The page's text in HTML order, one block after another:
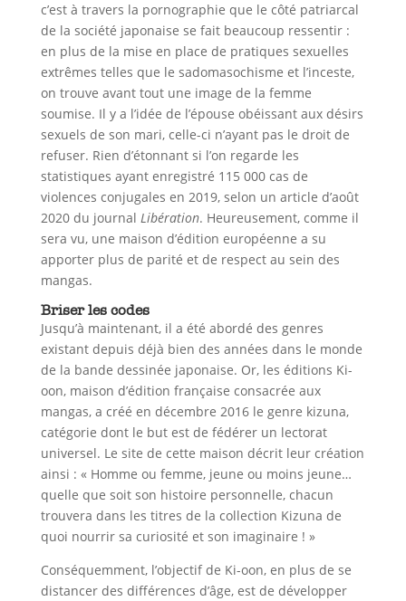
c’est à travers la pornographie que le côté patriarcal
de la société japonaise se fait beaucoup ressentir :
en plus de la mise en place de pratiques sexuelles
extrêmes telles que le sadomasochisme et l’inceste,
on trouve avant tout une image de la femme
soumise. Il y a l’idée de l’épouse obéissant aux désirs
sexuels de son mari, celle-ci n’ayant pas le droit de
refuser. Rien d’étonnant si l’on regarde les
statistiques ayant enregistré 115 000 cas de
violences conjugales en 2019, selon un article d’août
2020 du journal Libération. Heureusement, comme il
sera vu, une maison d’édition européenne a su
apporter plus de parité et de respect au sein des
mangas.
Briser les codes
Jusqu’à maintenant, il a été abordé des genres
existant depuis déjà bien des années dans le monde
de la bande dessinée japonaise. Or, les éditions Ki-
oon, maison d’édition française consacrée aux
mangas, a créé en décembre 2016 le genre kizuna,
catégorie dont le but est de fédérer un lectorat
universel. Le site de cette maison décrit leur création
ainsi : « Homme ou femme, jeune ou moins jeune…
quelle que soit son histoire personnelle, chacun
trouvera dans les titres de la collection Kizuna de
quoi nourrir sa curiosité et son imaginaire ! »
Conséquemment, l’objectif de Ki-oon, en plus de se
distancer des différences d’âge, est de développer